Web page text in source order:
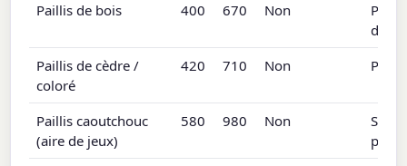
Paillis de bois
400 670 Non
Paillis de cèdre /
coloré
420 710 Non
Paillis caoutchouc
(aire de jeux)
580 980 Non